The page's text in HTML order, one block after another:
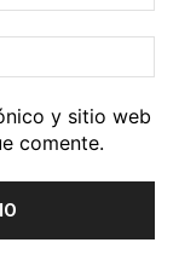
y sitio web
comente.